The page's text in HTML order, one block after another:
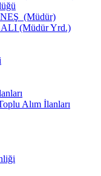
(Müdür)
(Müdür Yrd.)
Alım İlanları